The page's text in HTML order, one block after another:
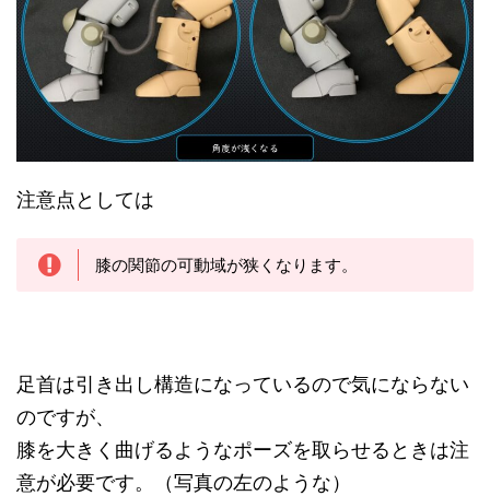
注意点としては
膝の関節の可動域が狭くなります。
足首は引き出し構造になっているので気にならない
のですが、
膝を大きく曲げるようなポーズを取らせるときは注
意が必要です。（写真の左のような）